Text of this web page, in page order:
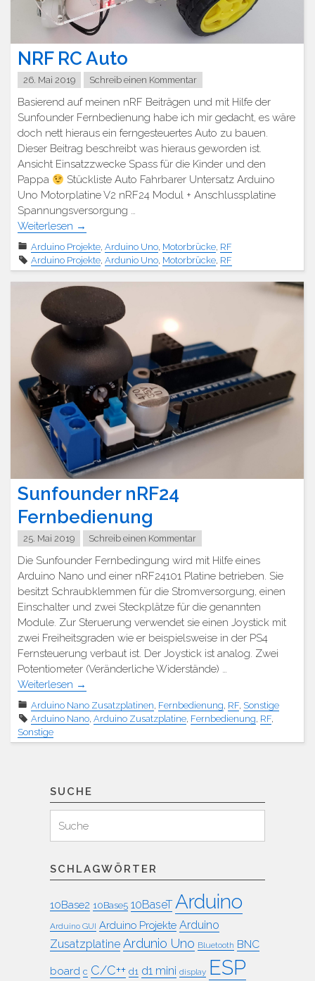
NRF RC Auto
26. Mai 2019 Schreib einen Kommentar
Basierend auf meinen nRF Beiträgen und mit Hilfe der
Sunfounder Fernbedienung habe ich mir gedacht, es wäre
doch nett hieraus ein ferngesteuertes Auto zu bauen.
Dieser Beitrag beschreibt was hieraus geworden ist.
Ansicht Einsatzzwecke Spass für die Kinder und den
Pappa
Stückliste Auto Fahrbarer Untersatz Arduino
Uno Motorplatine V2 nRF24 Modul + Anschlussplatine
Spannungsversorgung …
Weiterlesen →
Arduino Projekte Arduino Uno Motorbrücke RF
Arduino Projekte Ardunio Uno Motorbrücke RF
Sunfounder nRF24
Fernbedienung
25. Mai 2019 Schreib einen Kommentar
Die Sunfounder Fernbedingung wird mit Hilfe eines
Arduino Nano und einer nRF24101 Platine betrieben. Sie
besitzt Schraubklemmen für die Stromversorgung, einen
Einschalter und zwei Steckplätze für die genannten
Module. Zur Steruerung verwendet sie einen Joystick mit
zwei Freiheitsgraden wie er beispielsweise in der PS4
Fernsteuerung verbaut ist. Der Joystick ist analog. Zwei
Potentiometer (Veränderliche Widerstände) …
Weiterlesen →
Arduino Nano Zusatzplatinen Fernbedienung RF Sonstige
Arduino Nano Arduino Zusatzplatine Fernbedienung RF
Sonstige
SUCHE
für:
Suchen
SCHLAGWÖRTER
10Base2 10Base5 10BaseT Arduino
Arduino GUI Arduino Projekte Arduino
Zusatzplatine Ardunio Uno Bluetooth BNC
board c C/C++ d1 d1 mini display ESP